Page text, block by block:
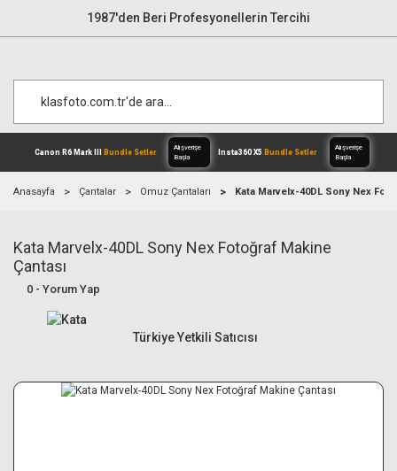
1987'den Beri Profesyonellerin Tercihi
Canon R6 Mark IIIBundle Setler
Alışverişe
Anasayfa Çantalar Omuz Çantaları Kata Marvelx-40DL Sony Nex
Kata Marvelx-40DL Sony Nex Fotoğraf Makine
Çantası
0 - Yorum Yap
Türkiye Yetkili Satıcısı